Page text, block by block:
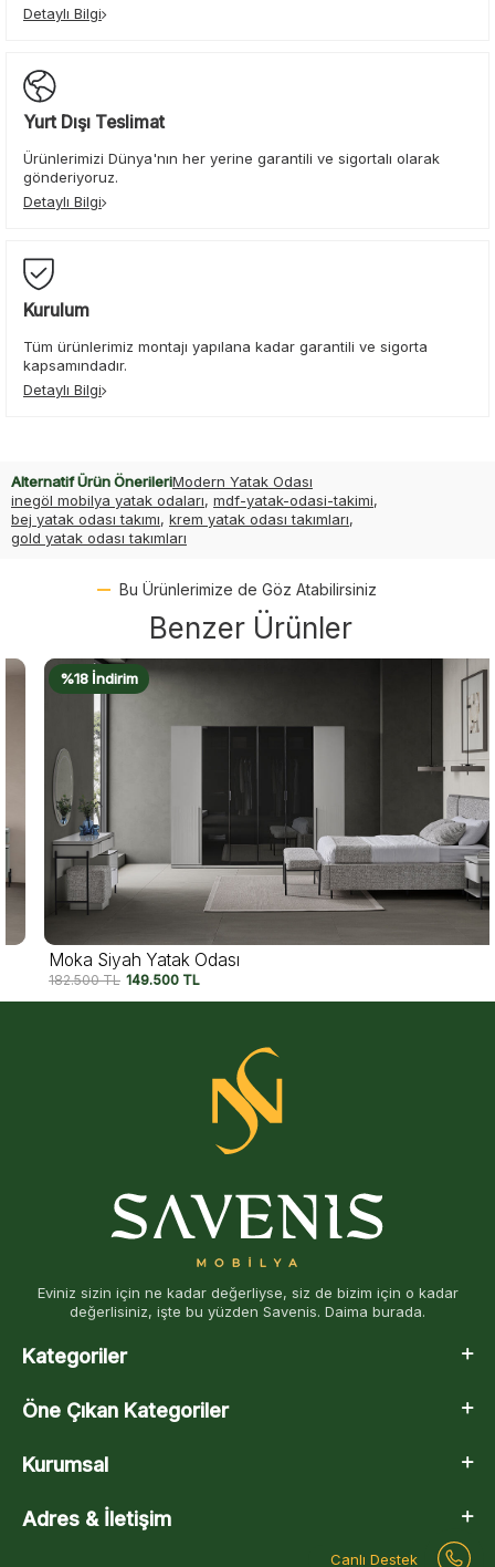
Canlı Destek
Detaylı Bilgi
Yurt Dışı Teslimat
Ürünlerimizi Dünya'nın her yerine garantili ve sigortalı olarak
gönderiyoruz.
Detaylı Bilgi
Kurulum
Tüm ürünlerimiz montajı yapılana kadar garantili ve sigorta
kapsamındadır.
Detaylı Bilgi
Alternatif Ürün ÖnerileriModern Yatak Odası
inegöl mobilya yatak odaları, mdf-yatak-odasi-takimi,
bej yatak odası takımı, krem yatak odası takımları,
gold yatak odası takımları
Bu Ürünlerimize de Göz Atabilirsiniz
Benzer Ürünler
%18 İndirim
Moka Siyah Yatak Odası
182.500TL 149.500TL
Eviniz sizin için ne kadar değerliyse, siz de bizim için o kadar
değerlisiniz, işte bu yüzden Savenis. Daima burada.
Kategoriler
Öne Çıkan Kategoriler
Kurumsal
Adres & İletişim